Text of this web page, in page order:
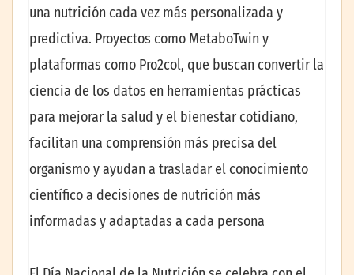
una nutrición cada vez más personalizada y
predictiva. Proyectos como MetaboTwin y
plataformas como Pro2col, que buscan convertir la
ciencia de los datos en herramientas prácticas
para mejorar la salud y el bienestar cotidiano,
facilitan una comprensión más precisa del
organismo y ayudan a trasladar el conocimiento
científico a decisiones de nutrición más
informadas y adaptadas a cada persona